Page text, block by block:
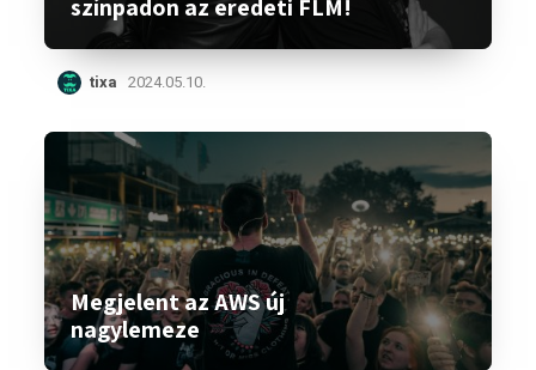
színpadon az eredeti FLM!
tixa 2024.05.10.
Megjelent az AWS új
nagylemeze